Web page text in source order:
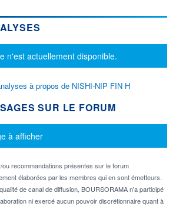
n'est actuellement disponible.
à propos de NISHI-NIP FIN H
SUR LE FORUM
à afficher
recommandations présentes sur le forum
élaborées par les membres qui en sont émetteurs.
de canal de diffusion, BOURSORAMA n'a participé
ni exercé aucun pouvoir discrétionnaire quant à